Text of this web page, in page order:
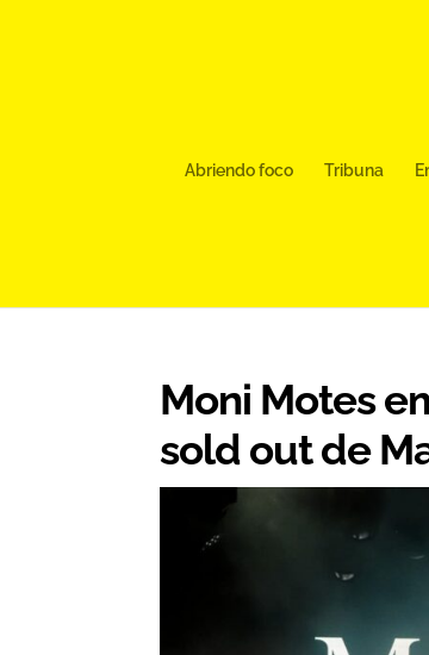
Abriendo foco Tribuna
Moni Motes
sold out de